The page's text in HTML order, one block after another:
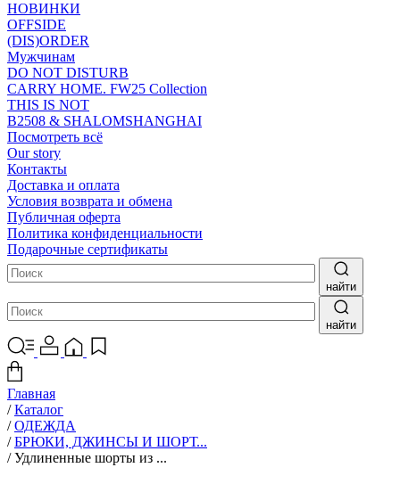
НОВИНКИ
OFFSIDE
(DIS)ORDER
Мужчинам
DO NOT DISTURB
CARRY HOME. FW25 Collection
THIS IS NOT
B2508 & SHALOMSHANGHAI
Посмотреть всё
Our story
Контакты
Доставка и оплата
Условия возврата и обмена
Публичная оферта
Политика конфиденциальности
Подарочные сертификаты
найти
найти
Главная
/ Каталог
/ ОДЕЖДА
/ БРЮКИ, ДЖИНСЫ И ШОРТ...
/ Удлиненные шорты из ...